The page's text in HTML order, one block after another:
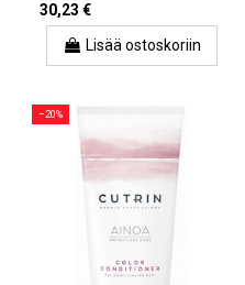
30,23 €
Lisää ostoskoriin
−20%